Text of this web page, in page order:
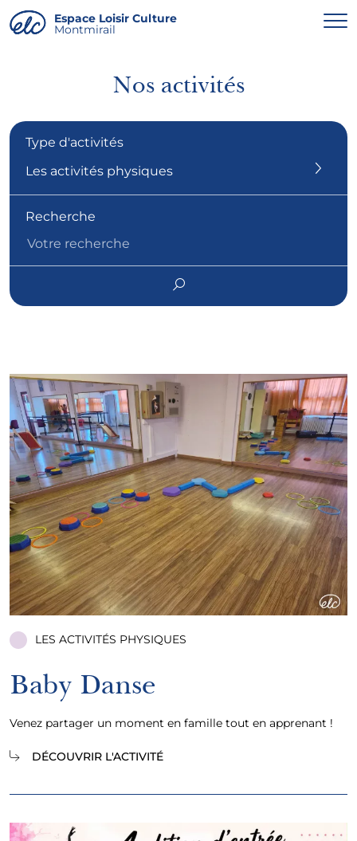
Espace Loisir Culture
Montmirail
Nos activités
Type d'activités
Les activités physiques
Recherche
LES ACTIVITÉS PHYSIQUES
Baby Danse
Venez partager un moment en famille tout en apprenant !
DÉCOUVRIR L'ACTIVITÉ
Panneau de gestion des cookies